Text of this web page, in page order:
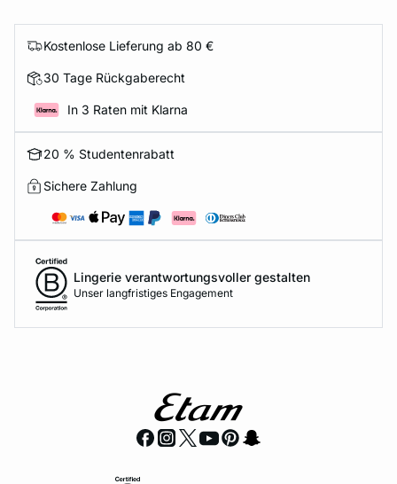
Kostenlose Lieferung ab 80 €
30 Tage Rückgaberecht
In 3 Raten mit Klarna
20 % Studentenrabatt
Sichere Zahlung
Lingerie verantwortungsvoller gestalten
Unser langfristiges Engagement